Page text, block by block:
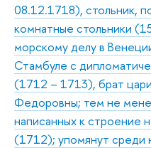
08.12.1718), стольник,
комнатные стольники
морскому делу в
Стамбуле с
(1712 – 1713), брат
Федоровны; тем не
написанных к строение
(1712); упомянут среди